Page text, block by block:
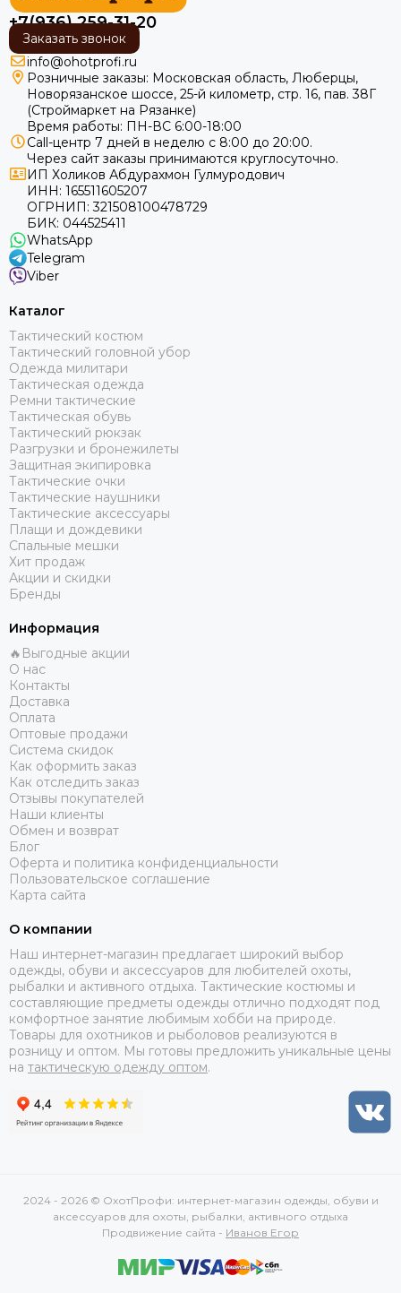
+7(936) 259-31-20
Заказать звонок
info@ohotprofi.ru
Розничные заказы: Московская область, Люберцы,
Новорязанское шоссе, 25-й километр, стр. 16, пав. 38Г
(Строймаркет на Рязанке)
Время работы: ПН-ВС 6:00-18:00
Call-центр 7 дней в неделю с 8:00 до 20:00.
Через сайт заказы принимаются круглосуточно.
ИП Холиков Абдурахмон Гулмуродович
ИНН: 165511605207
ОГРНИП: 321508100478729
БИК: 044525411
WhatsApp
Telegram
Viber
Каталог
Тактический костюм
Тактический головной убор
Одежда милитари
Тактическая одежда
Ремни тактические
Тактическая обувь
Тактический рюкзак
Разгрузки и бронежилеты
Защитная экипировка
Тактические очки
Тактические наушники
Тактические аксессуары
Плащи и дождевики
Спальные мешки
Хит продаж
Акции и скидки
Бренды
Информация
🔥Выгодные акции
О нас
Контакты
Доставка
Оплата
Оптовые продажи
Система скидок
Как оформить заказ
Как отследить заказ
Отзывы покупателей
Наши клиенты
Обмен и возврат
Блог
Оферта и политика конфиденциальности
Пользовательское соглашение
Карта сайта
О компании
Наш интернет-магазин предлагает широкий выбор
одежды, обуви и аксессуаров для любителей охоты,
рыбалки и активного отдыха. Тактические костюмы и
составляющие предметы одежды отлично подходят под
комфортное занятие любимым хобби на природе.
Товары для охотников и рыболовов реализуются в
розницу и оптом. Мы готовы предложить уникальные цены
на тактическую одежду оптом.
2024 - 2026 © ОхотПрофи: интернет-магазин одежды, обуви и
аксессуаров для охоты, рыбалки, активного отдыха
Продвижение сайта - Иванов Егор